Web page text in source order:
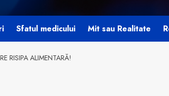
Sfatul medicului Mit sau Realitate
RISIPA ALIMENTARĂ!